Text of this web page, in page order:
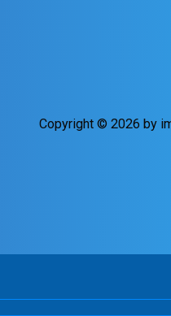
Copyright © 2026 by